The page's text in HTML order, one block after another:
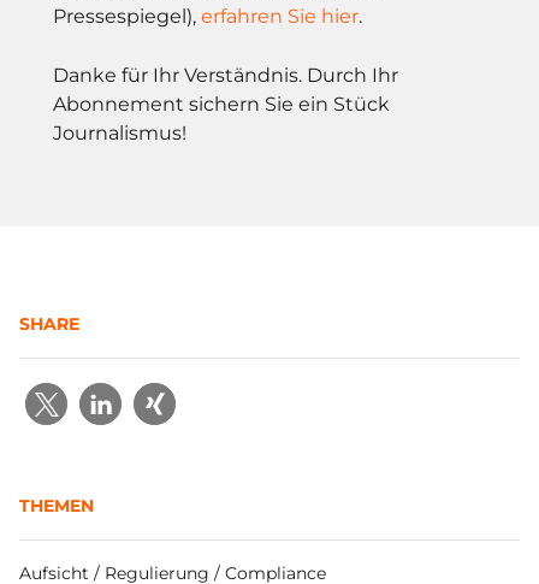
Pressespiegel), erfahren Sie hier.
Danke für Ihr Verständnis. Durch Ihr
Abonnement sichern Sie ein Stück
Journalismus!
SHARE
THEMEN
Aufsicht / Regulierung / Compliance